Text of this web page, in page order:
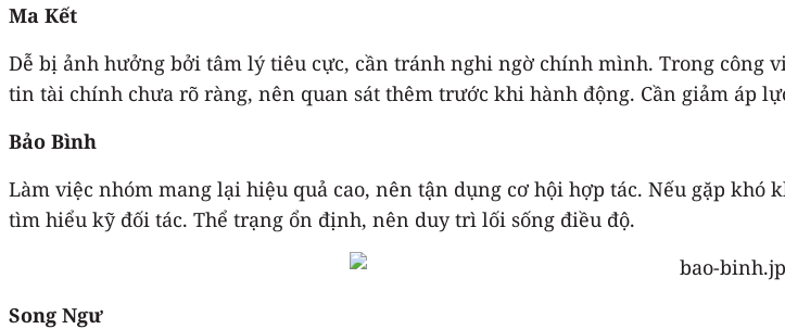
Ma Kết
Dễ bị ảnh hưởng bởi tâm lý tiêu cực, cần tránh nghi ngờ chính mình. Trong
tin tài chính chưa rõ ràng, nên quan sát thêm trước khi hành động. Cần giảm áp
Bảo Bình
Làm việc nhóm mang lại hiệu quả cao, nên tận dụng cơ hội hợp tác. Nếu gặp
tìm hiểu kỹ đối tác. Thể trạng ổn định, nên duy trì lối sống điều độ.
Song Ngư